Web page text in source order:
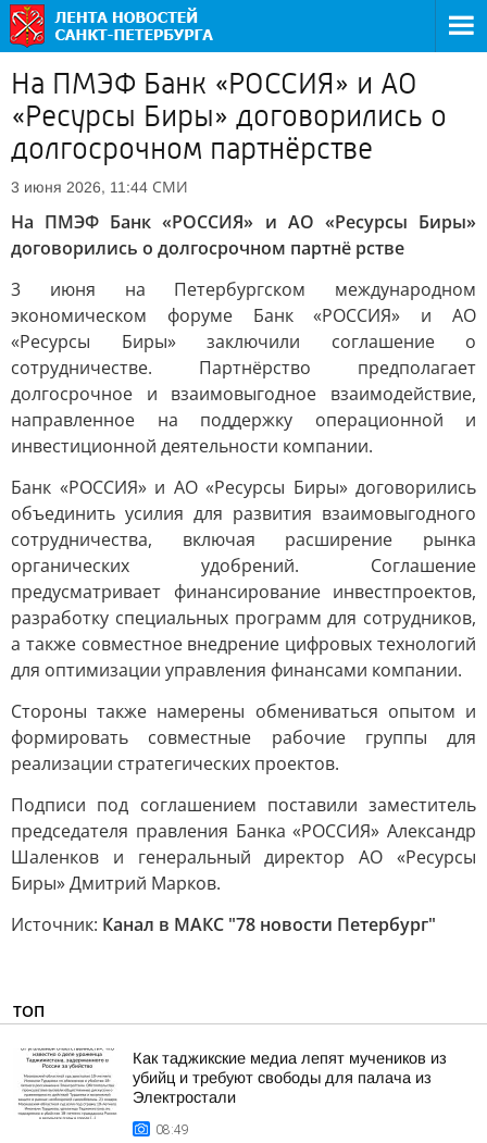
На ПМЭФ Банк «РОССИЯ» и АО
«Ресурсы Биры» договорились о
долгосрочном партнёрстве
3 июня 2026, 11:44 СМИ
На ПМЭФ Банк «РОССИЯ» и АО «Ресурсы Биры»
договорились о долгосрочном партнё рстве
3 июня на Петербургском международном
экономическом форуме Банк «РОССИЯ» и АО
«Ресурсы Биры» заключили соглашение о
сотрудничестве. Партнёрство предполагает
долгосрочное и взаимовыгодное взаимодействие,
направленное на поддержку операционной и
инвестиционной деятельности компании.
Банк «РОССИЯ» и АО «Ресурсы Биры» договорились
объединить усилия для развития взаимовыгодного
сотрудничества, включая расширение рынка
органических удобрений. Соглашение
предусматривает финансирование инвестпроектов,
разработку специальных программ для сотрудников,
а также совместное внедрение цифровых технологий
для оптимизации управления финансами компании.
Стороны также намерены обмениваться опытом и
формировать совместные рабочие группы для
реализации стратегических проектов.
Подписи под соглашением поставили заместитель
председателя правления Банка «РОССИЯ» Александр
Шаленков и генеральный директор АО «Ресурсы
Биры» Дмитрий Марков.
Источник: Канал в МАКС "78 новости Петербург"
ТОП
Как таджикские медиа лепят мучеников из
убийц и требуют свободы для палача из
Электростали
08:49